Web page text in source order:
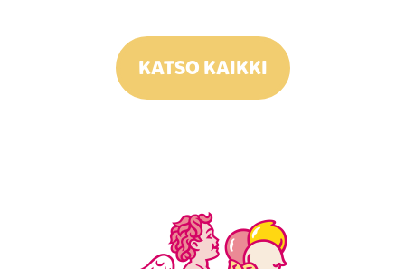
KATSO KAIKKI